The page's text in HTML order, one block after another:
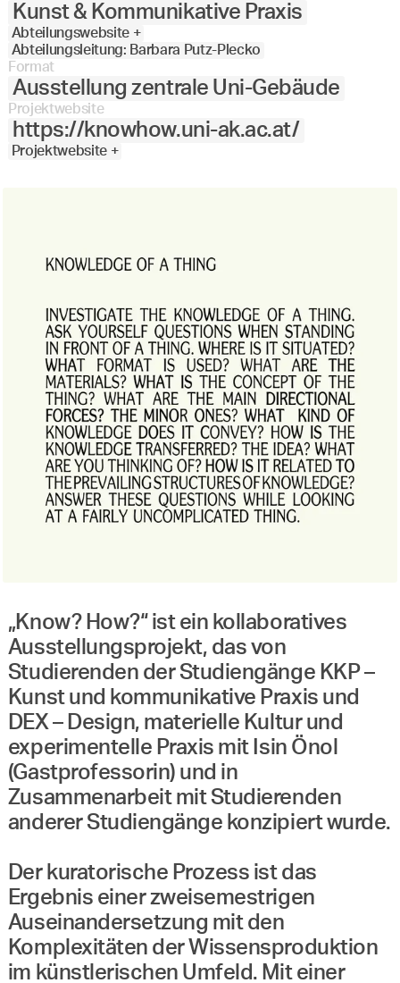
Kunst & Kommunikative Praxis
Abteilungswebsite +
Abteilungsleitung: Barbara Putz-Plecko
Format
Ausstellung zentrale Uni-Gebäude
Projektwebsite
https://knowhow.uni-ak.ac.at/
Projektwebsite +
„Know? How?“ ist ein kollaboratives
Ausstellungsprojekt, das von
Studierenden der Studiengänge KKP –
Kunst und kommunikative Praxis und
DEX – Design, materielle Kultur und
experimentelle Praxis mit Isin Önol
(Gastprofessorin) und in
Zusammenarbeit mit Studierenden
anderer Studiengänge konzipiert wurde.
Der kuratorische Prozess ist das
Ergebnis einer zweisemestrigen
Auseinandersetzung mit den
Komplexitäten der Wissensproduktion
im künstlerischen Umfeld. Mit einer